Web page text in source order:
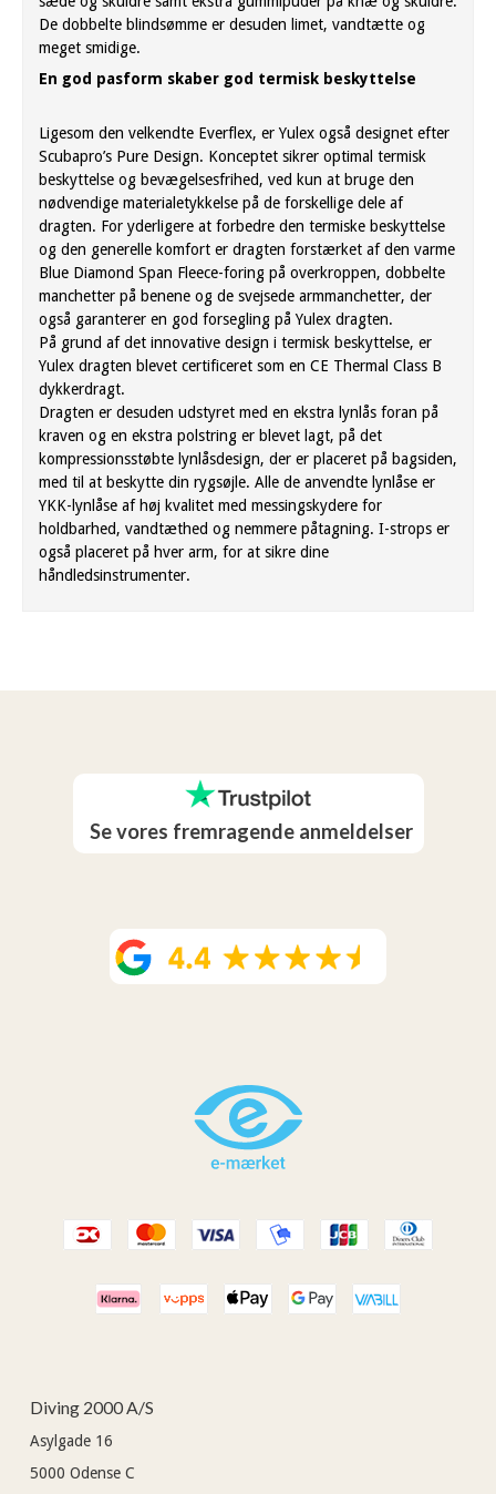
De dobbelte blindsømme er desuden limet, vandtætte og
meget smidige.
En god pasform skaber god termisk beskyttelse
Ligesom den velkendte Everflex, er Yulex også designet efter
Scubapro’s Pure Design. Konceptet sikrer optimal termisk
beskyttelse og bevægelsesfrihed, ved kun at bruge den
nødvendige materialetykkelse på de forskellige dele af
dragten. For yderligere at forbedre den termiske beskyttelse
og den generelle komfort er dragten forstærket af den varme
Blue Diamond Span Fleece-foring på overkroppen, dobbelte
manchetter på benene og de svejsede armmanchetter, der
også garanterer en god forsegling på Yulex dragten.
På grund af det innovative design i termisk beskyttelse, er
Yulex dragten blevet certificeret som en CE Thermal Class B
dykkerdragt.
Dragten er desuden udstyret med en ekstra lynlås foran på
kraven og en ekstra polstring er blevet lagt, på det
kompressionsstøbte lynlåsdesign, der er placeret på bagsiden,
med til at beskytte din rygsøjle. Alle de anvendte lynlåse er
YKK-lynlåse af høj kvalitet med messingskydere for
holdbarhed, vandtæthed og nemmere påtagning. I-strops er
også placeret på hver arm, for at sikre dine
håndledsinstrumenter.
Se vores fremragende anmeldelser
Diving 2000 A/S
Asylgade 16
5000 Odense C